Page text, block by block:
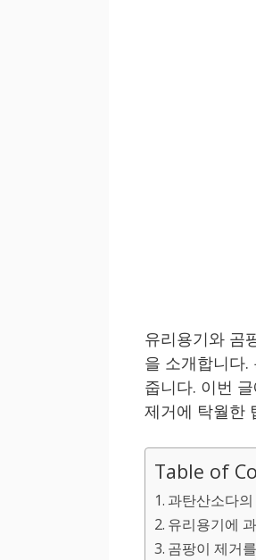
유리용기와 곰
을 소개합니다
줍니다. 이번
제거에 탁월한
Table of
과탄산소다
유리용기에
곰팡이 제거